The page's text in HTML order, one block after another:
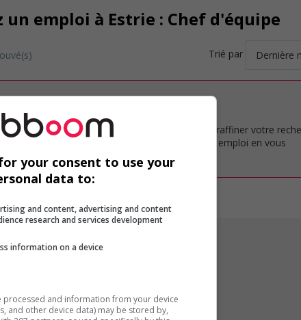
un emploi à Estrie : Chef d'équipe
Trié par
cette recherche n'a produit aucun résultat.
faire une nouvelle recherche.
pouvez en tout temps utiliser nos outils pour raffiner votre
chercher un poste selon votre profil d'intérêt en emploi en vous
comme membre Jobboom.
Automobile et transport
your consent to use your
data to:
and content, advertising and content
research and services development
information on a device
processed and information from your device
and other device data) may be stored by,